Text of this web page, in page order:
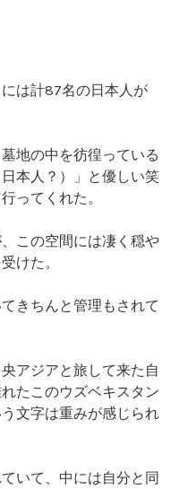
は計87名の日本人が
地の中を彷徨っている
本人？）」と優しい笑
ってくれた。
この空間には凄く穏や
けた。
きちんと管理もされて
アジアと旅して来た自
たこのウズベキスタン
う文字は重みが感じられ
いて、中には自分と同